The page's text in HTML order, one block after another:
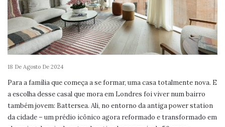
18 De Agosto De 2024
Para a família que começa a se formar, uma casa totalmente nova. E
a escolha desse casal que mora em Londres foi viver num bairro
também jovem: Battersea. Ali, no entorno da antiga power station
da cidade – um prédio icônico agora reformado e transformado em